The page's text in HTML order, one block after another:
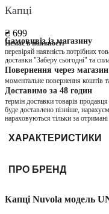
Капці
₴ 699
Немає в наявності
Самовивіз із магазину
перевіряй наявність потрібних
доставки "Заберу сьогодні" та
Повернення через магазин
моментальне повернення коштів
Доставимо за 48 годин
термін доставки товарів
буде доставлено пізніше,
нараховуються тільки за
ХАРАКТЕРИСТИКИ
ПРО БРЕНД
Капці Nuvola модель